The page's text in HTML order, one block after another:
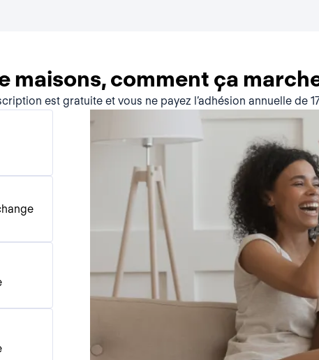
maisons, comment ça
est gratuite et vous ne payez l’adhésion annuelle